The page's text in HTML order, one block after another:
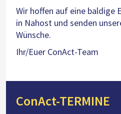
Wir hoffen auf eine baldige
in Nahost und senden
Wünsche.
Ihr/Euer ConAct-Team
ConAct-TERMINE